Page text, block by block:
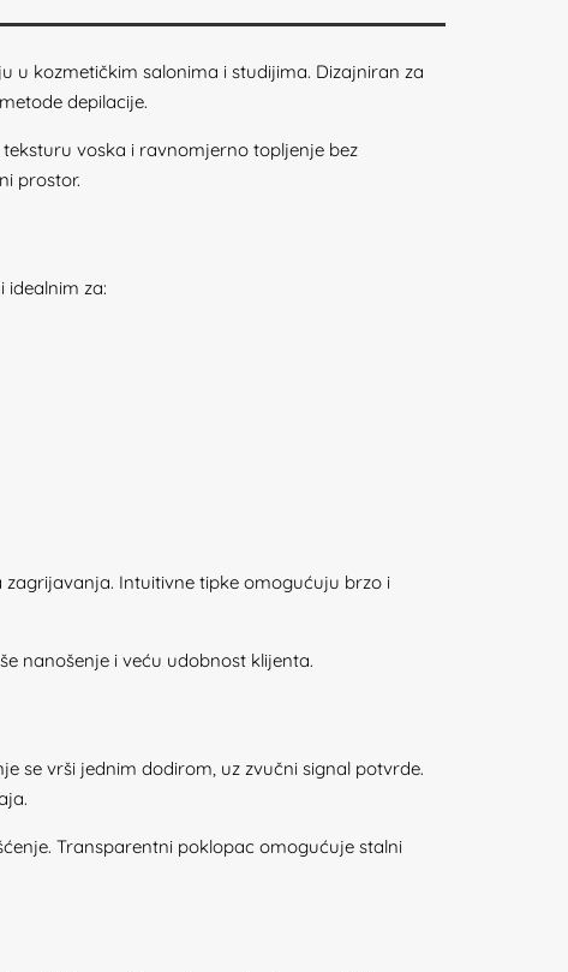
u kozmetičkim salonima i studijima. Dizajniran za
depilacije.
voska i ravnomjerno topljenje bez
prostor.
idealnim za:
Intuitivne tipke omogućuju brzo i
nanošenje i veću udobnost klijenta.
se vrši jednim dodirom, uz zvučni signal potvrde.
Transparentni poklopac omogućuje stalni